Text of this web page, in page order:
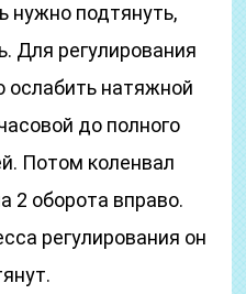
нужно подтянуть,
Для регулирования
ослабить натяжной
до полного
Потом коленвал
2 оборота вправо.
регулирования он